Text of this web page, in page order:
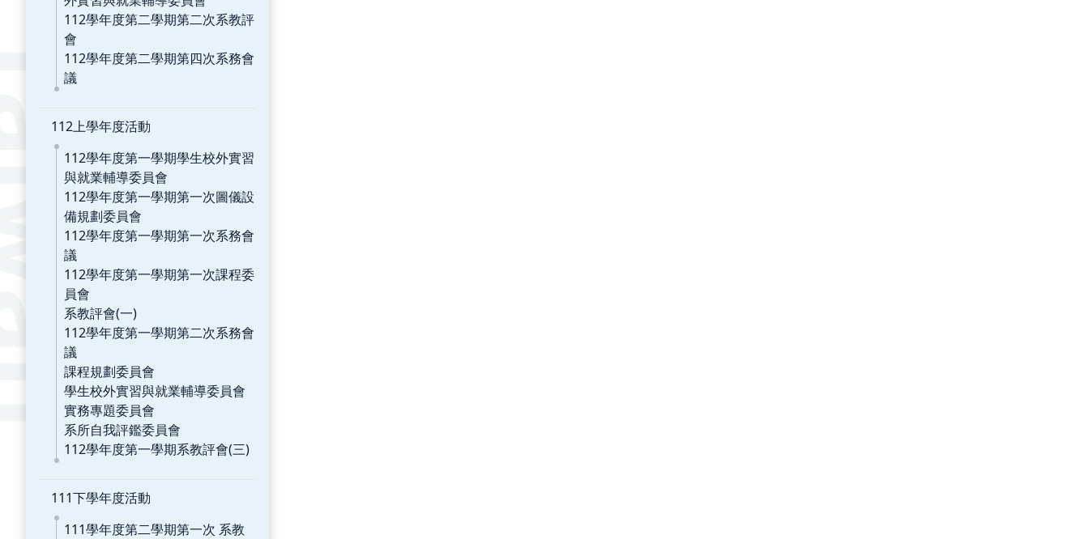
112學年度第二學期第二次系教評
會
112學年度第二學期第四次系務會
議
112上學年度活動
112學年度第一學期學生校外實習
與就業輔導委員會
112學年度第一學期第一次圖儀設
備規劃委員會
112學年度第一學期第一次系務會
議
112學年度第一學期第一次課程委
員會
系教評會(一)
112學年度第一學期第二次系務會
議
課程規劃委員會
學生校外實習與就業輔導委員會
實務專題委員會
系所自我評鑑委員會
112學年度第一學期系教評會(三)
111下學年度活動
111學年度第二學期第一次 系教